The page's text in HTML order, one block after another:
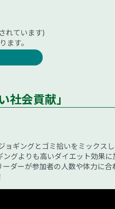
れています)
ます。
社会貢献」
ョギングとゴミ拾いをミックスし
グよりも高いダイエット効果に
ダーが参加者の人数や体力に合